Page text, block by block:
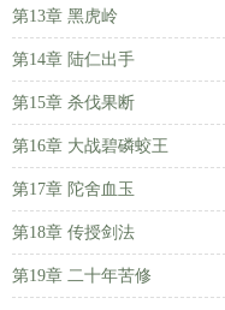
第13章 黑虎岭
第14章 陆仁出手
第15章 杀伐果断
第16章 大战碧磷蛟王
第17章 陀舍血玉
第18章 传授剑法
第19章 二十年苦修